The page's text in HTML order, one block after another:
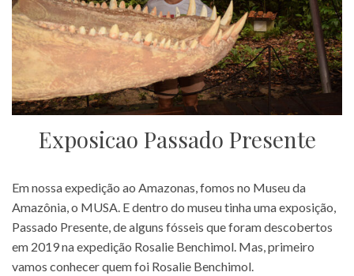
Exposicao Passado Presente
Em nossa expedição ao Amazonas, fomos no Museu da
Amazônia, o MUSA. E dentro do museu tinha uma exposição,
Passado Presente, de alguns fósseis que foram descobertos
em 2019 na expedição Rosalie Benchimol. Mas, primeiro
vamos conhecer quem foi Rosalie Benchimol.